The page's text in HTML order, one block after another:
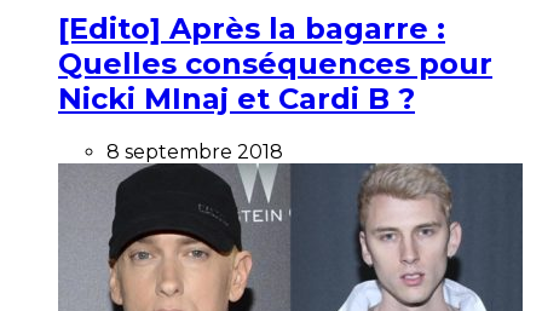
[Edito] Après la bagarre :
Quelles conséquences pour
Nicki MInaj et Cardi B ?
8 septembre 2018